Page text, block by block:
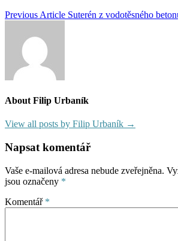
Navigace
příspěvek
Previous Article Suterén z vodotěsného
About Filip Urbaník
View all posts by Filip Urbaník →
Napsat komentář
Vaše e-mailová adresa nebude zveřejněna.
jsou označeny *
Komentář *